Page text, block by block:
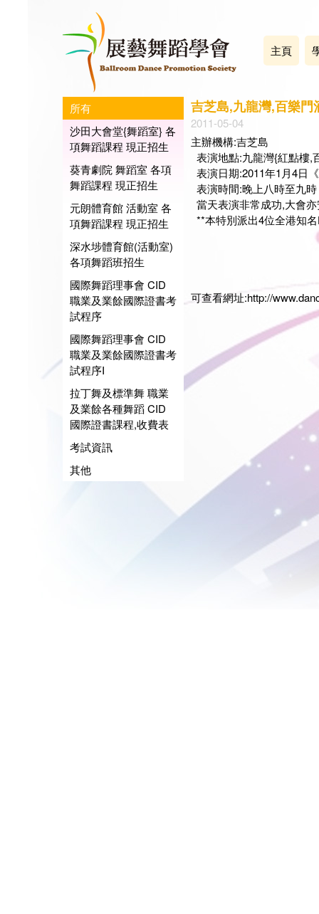
主頁
所有
沙田大會堂{舞蹈室} 各
項舞蹈課程 現正招生
葵青劇院 舞蹈室 各項
舞蹈課程 現正招生
元朗體育館 活動室 各
項舞蹈課程 現正招生
深水埗體育館(活動室)
各項舞蹈班招生
國際舞蹈理事會 CID
職業及業餘國際證書考
試程序
國際舞蹈理事會 CID
職業及業餘國際證書考
試程序I
拉丁舞及標準舞 職業
及業餘各種舞蹈 CID
國際證書課程,收費表
考試資訊
其他
吉芝島,九龍灣,百樂
2011-05-04
主辦機構:吉芝島
表演地點:九龍灣{紅點樓,
表演日期:2011年1月4日
表演時間:晚上八時至九時
當天表演非常成功,大會
**本特別派出4位全港知
可查看網址:http://